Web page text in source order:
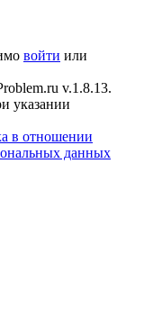
войти или
v.1.8.13.
указании
в отношении
данных